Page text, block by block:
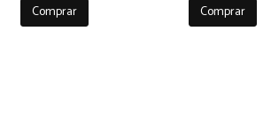
Comprar Comprar